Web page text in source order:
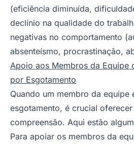
(eficiência diminuída,
declínio na qualidade do
negativas no comportamento
absenteísmo, procrastinação,
Apoio aos Membros da Equipe
por Esgotamento
Quando um membro da equipe
esgotamento, é crucial
compreensão. Aqui estão
Para apoiar os membros da